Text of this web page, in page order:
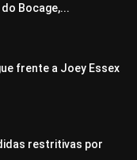
Bocage,...
frente a Joey Essex
restritivas por